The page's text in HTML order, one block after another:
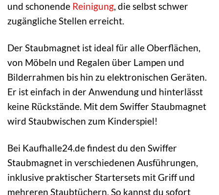
und schonende Reinigung, die selbst schwer
zugängliche Stellen erreicht.
Der Staubmagnet ist ideal für alle Oberflächen,
von Möbeln und Regalen über Lampen und
Bilderrahmen bis hin zu elektronischen Geräten.
Er ist einfach in der Anwendung und hinterlässt
keine Rückstände. Mit dem Swiffer Staubmagnet
wird Staubwischen zum Kinderspiel!
Bei Kaufhalle24.de findest du den Swiffer
Staubmagnet in verschiedenen Ausführungen,
inklusive praktischer Startersets mit Griff und
mehreren Staubtüchern. So kannst du sofort